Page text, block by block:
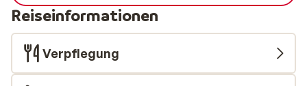
Reiseinformationen
Verpflegung